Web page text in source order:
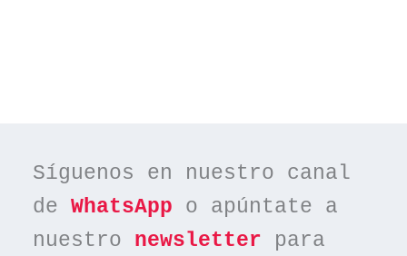
Síguenos en nuestro canal
de WhatsApp o apúntate a
nuestro newsletter para